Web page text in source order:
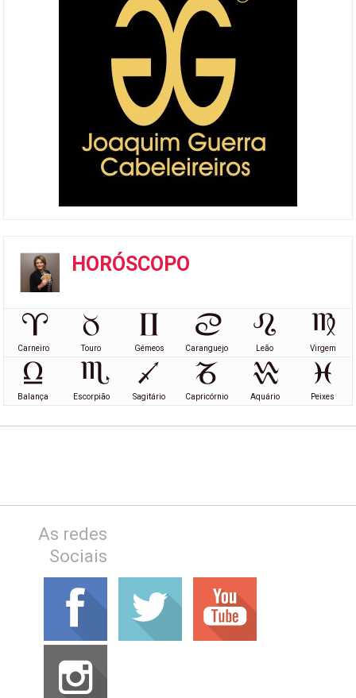
HORÓSCOPO
Carneiro Touro Gémeos Caranguejo Leão Virgem
Balança Escorpião Sagitário Capricórnio Aquário Peixes
As redes
Sociais